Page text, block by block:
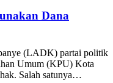
Dana
(LADK) partai politik
Umum (KPU) Kota
Salah satunya…